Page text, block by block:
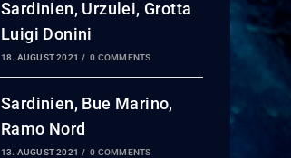
Sardinien, Urzulei, Grotta
Luigi Donini
18. AUGUST 2021 / 0 COMMENTS
Sardinien, Bue Marino,
Ramo Nord
13. AUGUST 2021 / 0 COMMENTS